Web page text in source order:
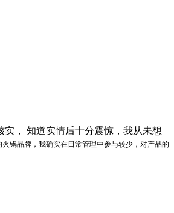
， 知道实情后十分震惊，我从未想
锅品牌，我确实在日常管理中参与较少，对产品的